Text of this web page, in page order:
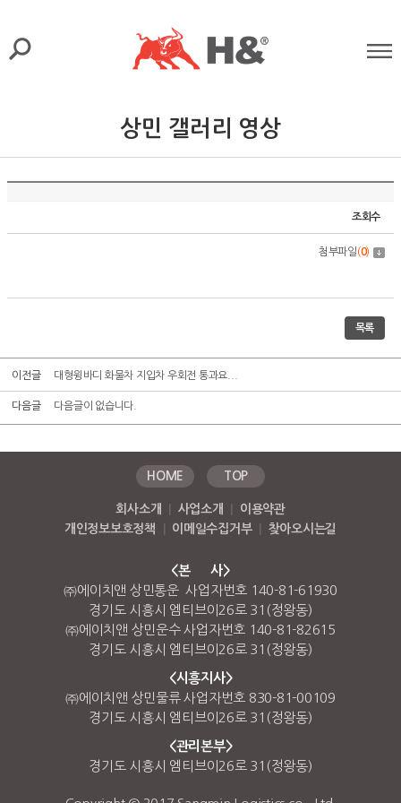
상민 갤러리 영상
조회수
첨부파일(0)
목록
이전글 대형윙바디 화물차 지입차 우회전 통과요...
다음글 다음글이 없습니다.
HOME TOP
회사소개 사업소개
이용약관
개인정보보호정책
이메일수집거부 찾아오시는길
<본 사>
㈜에이치앤 상민통운 사업자번호 140-81-61930
경기도 시흥시 엠티브이26로 31(정왕동)
㈜에이치앤 상민운수 사업자번호 140-81-82615
경기도 시흥시 엠티브이26로 31(정왕동)
<시흥지사>
㈜에이치앤 상민물류 사업자번호 830-81-00109
경기도 시흥시 엠티브이26로 31(정왕동)
<관리본부>
경기도 시흥시 엠티브이26로 31(정왕동)